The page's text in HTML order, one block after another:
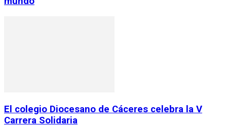
El colegio Diocesano de Cáceres celebra la V
Carrera Solidaria